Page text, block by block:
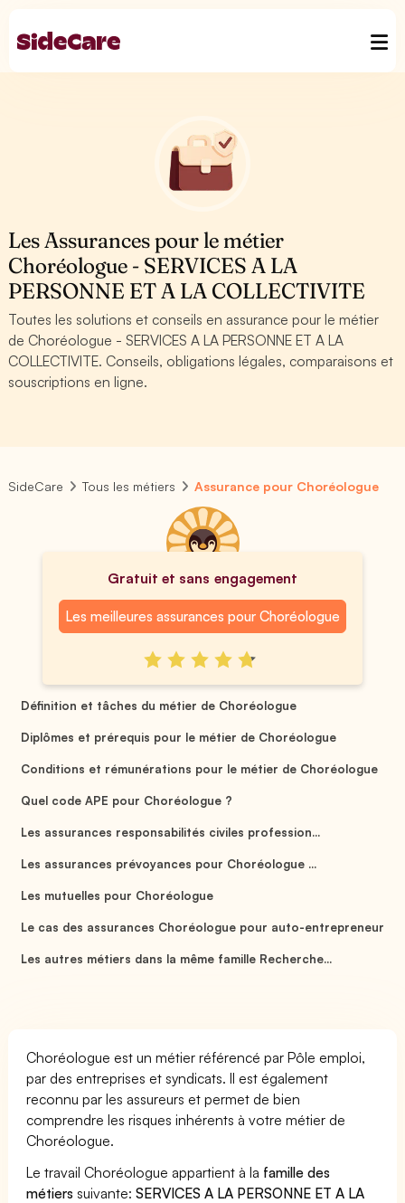
Les Assurances pour le métier
Choréologue - SERVICES A LA
PERSONNE ET A LA COLLECTIVITE
Toutes les solutions et conseils en assurance pour le métier
de Choréologue - SERVICES A LA PERSONNE ET A LA
COLLECTIVITE. Conseils, obligations légales, comparaisons et
souscriptions en ligne.
SideCare Tous les métiers Assurance pour Choréologue
Gratuit et sans engagement
Les meilleures assurances pour Choréologue
Définition et tâches du métier de Choréologue
Diplômes et prérequis pour le métier de Choréologue
Conditions et rémunérations pour le métier de Choréologue
Quel code APE pour Choréologue ?
Les assurances responsabilités civiles profession...
Les assurances prévoyances pour Choréologue ...
Les mutuelles pour Choréologue
Le cas des assurances Choréologue pour auto-entrepreneur
Les autres métiers dans la même famille Recherche...
Choréologue est un métier référencé par Pôle emploi,
par des entreprises et syndicats. Il est également
reconnu par les assureurs et permet de bien
comprendre les risques inhérents à votre métier de
Choréologue.
Le travail Choréologue appartient à la famille des
métiers suivante:SERVICES A LA PERSONNE ET A LA